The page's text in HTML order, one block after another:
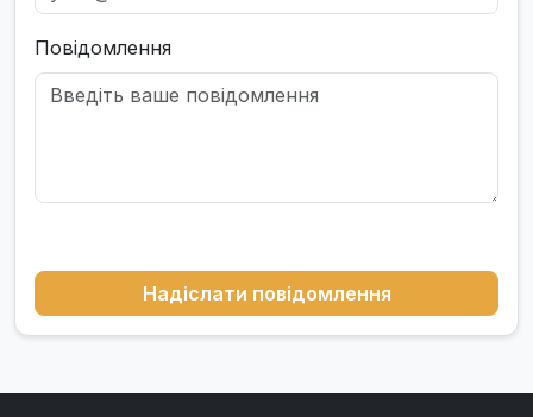
Повідомлення
Надіслати повідомлення